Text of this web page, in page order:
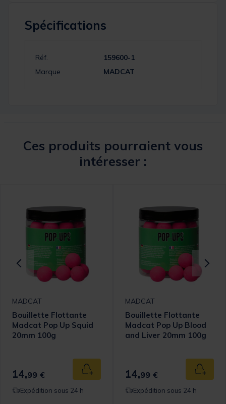
Spécifications
Réf.
159600-1
Marque
MADCAT
Ces produits pourraient vous
intéresser :
panier
MADCAT
Bouillette Flottante
Madcat Pop Up Squid
20mm 100g
14,99 € Ajouter au panier
Expédition sous 24 h
MADCAT
Bouillette Flottante
Madcat Pop Up Blood
and Liver 20mm 100g
14,99 €
Expédition sous 24 h